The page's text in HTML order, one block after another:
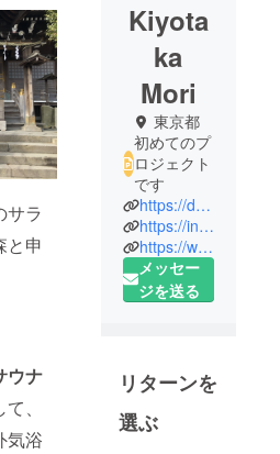
サラ
と申
ウナ
、
気浴
Kiyota
ka
Mori
東京都
初めてのプ
ロジェクト
です
https://dorianhead.wixsite.com/kurasauna
https://instagram.com/kura_sauna_yuki?igshid=1jfxhc3i6phgr
https://www.facebook.com/KURA-SAUNA-103395008420899/
メッセー
ジを送る
リターンを
選ぶ